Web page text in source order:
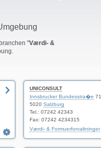
"Værdi- &
UNICONSULT
Innsbrucker Bundesstra�e 71
5020 Salzburg
Tel.: 07242 42343
Fax: 07242 4234315
Værdi- & Formuerforvaltninger